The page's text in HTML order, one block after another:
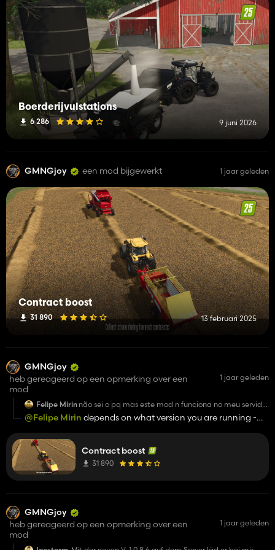
Boerderijvulstations
6 286 9 juni 2026
GMNGjoy een mod bijgewerkt 1 jaar geleden
Contract boost
31 890 13 februari 2025
GMNGjoy
heb gereageerd op een opmerking over een
mod
1 jaar geleden
Felipe Mirin não sei o pq mas este mod n funciona no meu servidor
@Felipe Mirin depends on what version you are running -
the latest version, which is fully MP server (dedicated & local)
ready.
Contract boost
31 890
GMNGjoy
heb gereageerd op een opmerking over een
mod
1 jaar geleden